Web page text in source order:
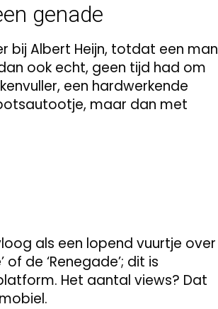
genade
bij Albert Heijn, totdat een man
ook echt, geen tijd had om
een hardwerkende
maar dan met
als een lopend vuurtje over
de ‘Renegade’; dit is
Het aantal views? Dat